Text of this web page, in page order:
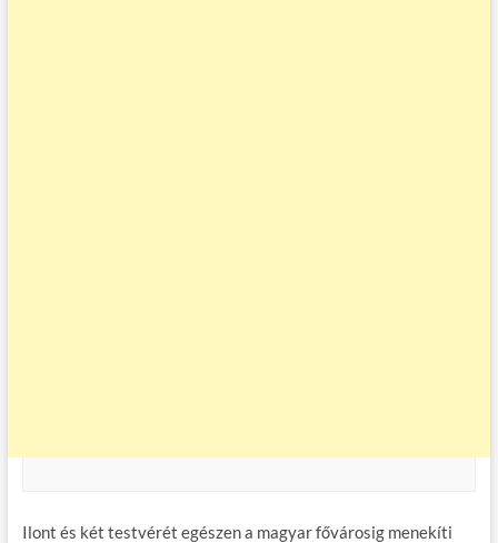
Ilont és két testvérét egészen a magyar fővárosig menekíti